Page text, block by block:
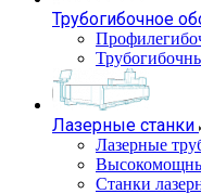
Трубогибочное
Лазерные станки
Лазерные
Станки